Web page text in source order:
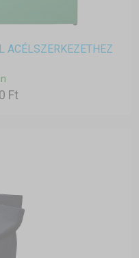
ACÉLSZERKEZETHEZ
Ft